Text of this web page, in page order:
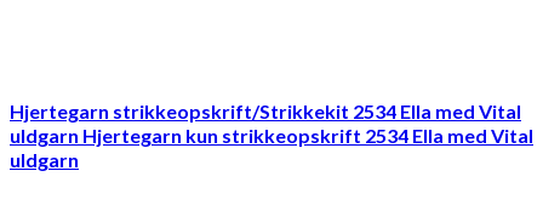
Hjertegarn strikkeopskrift/Strikkekit 2534 Ella med Vital
uldgarn Hjertegarn kun strikkeopskrift 2534 Ella med Vital
uldgarn